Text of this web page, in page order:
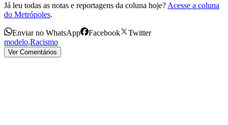
Já leu todas as notas e reportagens da coluna hoje? Acesse a coluna
do Metrópoles.
Enviar no WhatsApp Facebook
Twitter
modelo,Racismo
Ver Comentários